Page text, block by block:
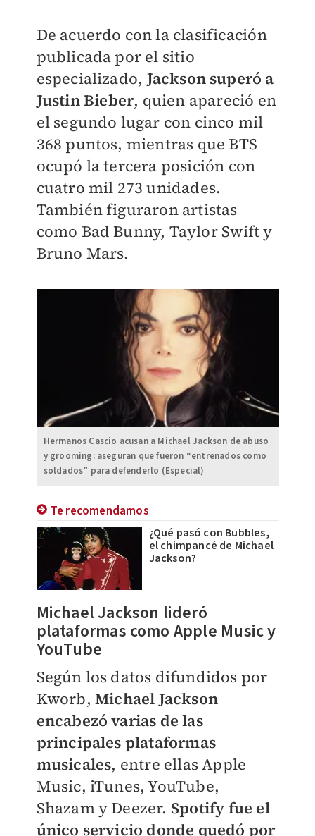
De acuerdo con la clasificación
publicada por el sitio
especializado, Jackson superó a
Justin Bieber, quien apareció en
el segundo lugar con cinco mil
368 puntos, mientras que BTS
ocupó la tercera posición con
cuatro mil 273 unidades.
También figuraron artistas
como Bad Bunny, Taylor Swift y
Bruno Mars.
Hermanos Cascio acusan a Michael Jackson de abuso
y grooming: aseguran que fueron “entrenados como
soldados” para defenderlo (Especial)
Te recomendamos
¿Qué pasó con Bubbles,
el chimpancé de Michael
Jackson?
Michael Jackson lideró
plataformas como Apple Music y
YouTube
Según los datos difundidos por
Kworb, Michael Jackson
encabezó varias de las
principales plataformas
musicales, entre ellas Apple
Music, iTunes, YouTube,
Shazam y Deezer. Spotify fue el
único servicio donde quedó por